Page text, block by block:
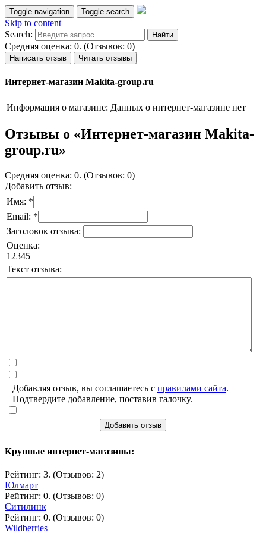
Toggle navigation Toggle search
Skip to content
Search:
Средняя оценка: 0. (Отзывов: 0)
Написать отзыв Читать отзывы
Интернет-магазин Makita-group.ru
Информация о магазине: Данных о интернет-магазине нет
Отзывы о «Интернет-магазин Makita-
group.ru»
Средняя оценка: 0. (Отзывов: 0)
Добавить отзыв:
Имя: *
Email: *
Заголовок отзыва:
Оценка:
1 2345
Текст отзыва:
Добавляя отзыв, вы соглашаетесь с правилами сайта.
Подтвердите добавление, поставив галочку.
Добавить отзыв
Крупные интернет-магазины:
Рейтинг: 3. (Отзывов: 2)
Юлмарт
Рейтинг: 0. (Отзывов: 0)
Ситилинк
Рейтинг: 0. (Отзывов: 0)
Wildberries